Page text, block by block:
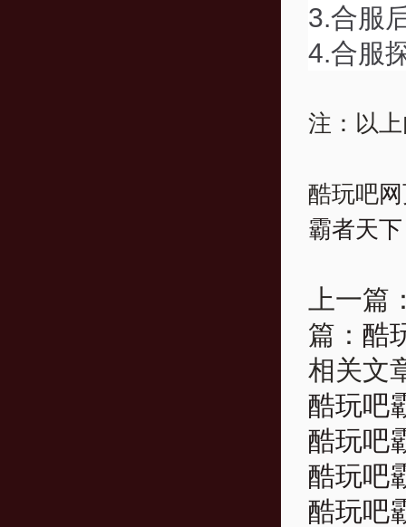
3.合服
4.合服
注：以
酷玩吧
霸者天下
上一篇
篇： 酷
相关文
酷玩吧
酷玩吧
酷玩吧
酷玩吧